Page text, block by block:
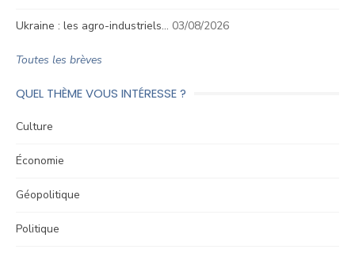
Ukraine : les agro-industriels… 03/08/2026
Toutes les brèves
QUEL THÈME VOUS INTÉRESSE ?
Culture
Économie
Géopolitique
Politique